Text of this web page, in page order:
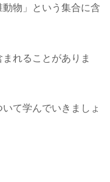
物」という集合に含
れることがありま
て学んでいきましょ